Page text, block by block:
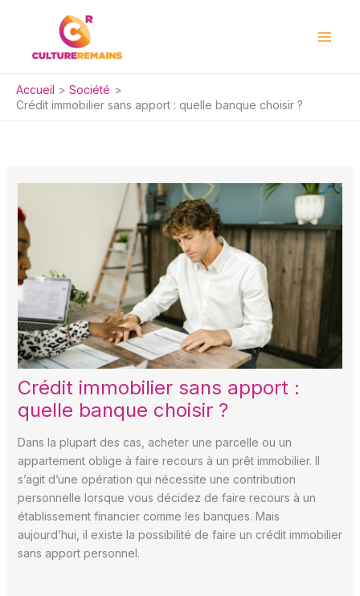
Accueil
Société
Crédit immobilier sans apport : quelle banque choisir ?
Crédit immobilier sans apport :
quelle banque choisir ?
Dans la plupart des cas, acheter une parcelle ou un
appartement oblige à faire recours à un prêt immobilier. Il
s’agit d’une opération qui nécessite une contribution
personnelle lorsque vous décidez de faire recours à un
établissement financier comme les banques. Mais
aujourd’hui, il existe la possibilité de faire un crédit immobilier
sans apport personnel.